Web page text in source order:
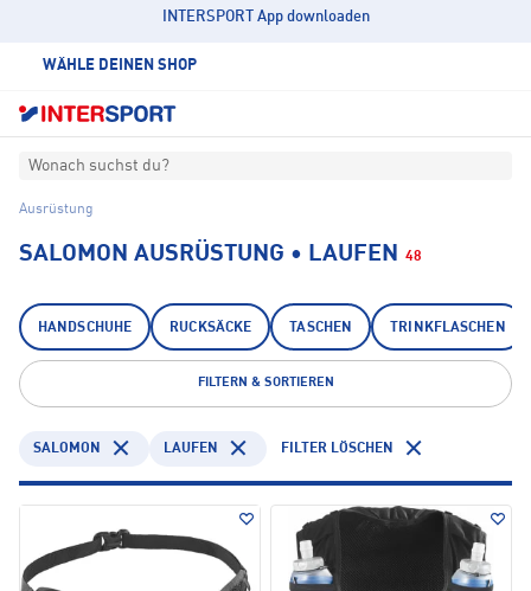
INTERSPORT App downloaden
WÄHLE DEINEN SHOP
Wonach suchst du?
Ausrüstung
SALOMON AUSRÜSTUNG • LAUFEN 48
HANDSCHUHE RUCKSÄCKE TASCHEN TRINKFLASCHEN
FILTERN & SORTIEREN
SALOMON LAUFEN FILTER LÖSCHEN